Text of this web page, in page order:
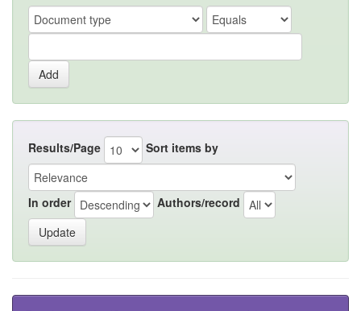
Results/Page Sort items by
In order Authors/record